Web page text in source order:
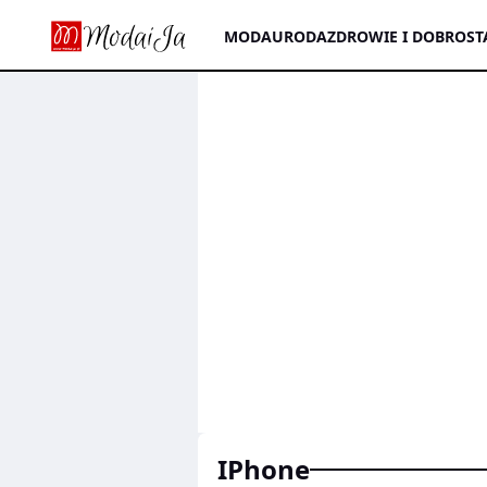
MODAURODAZDROWIE I
iPhone